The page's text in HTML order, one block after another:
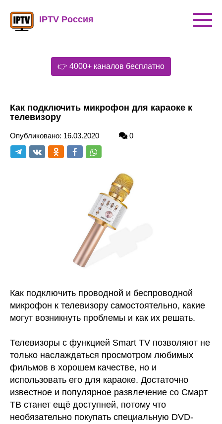
контенту
IPTV Россия
👉 4000+ каналов бесплатно
Как подключить микрофон для караоке к
телевизору
Опубликовано: 16.03.2020 0
Как подключить проводной и беспроводной
микрофон к телевизору самостоятельно, какие
могут возникнуть проблемы и как их решать.
Телевизоры с функцией Smart TV позволяют не
только наслаждаться просмотром любимых
фильмов в хорошем качестве, но и
использовать его для караоке. Достаточно
известное и популярное развлечение со Смарт
ТВ станет ещё доступней, потому что
необязательно покупать специальную DVD-